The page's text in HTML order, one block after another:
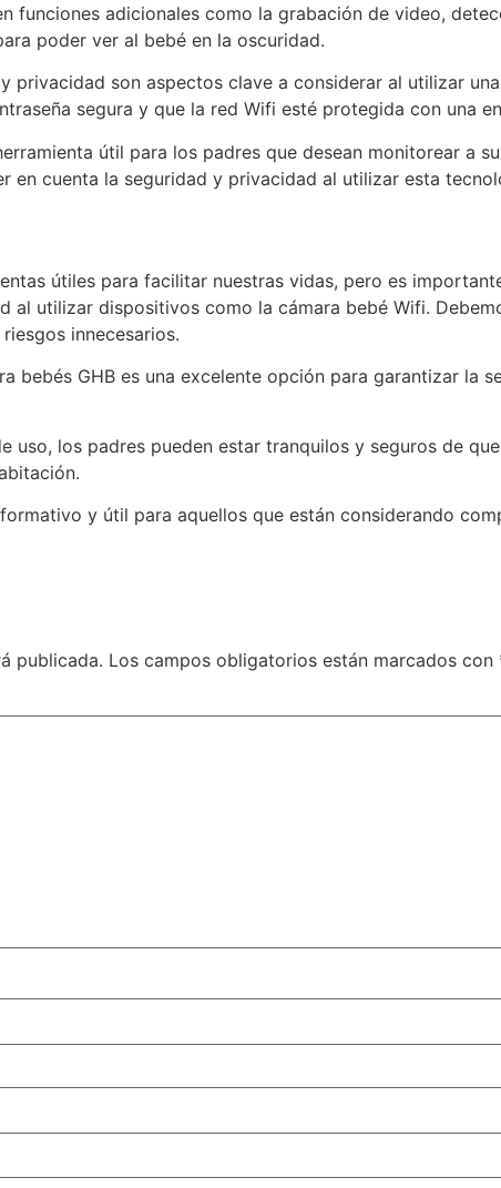
funciones adicionales como la grabación de video,
poder ver al bebé en la oscuridad.
privacidad son aspectos clave a considerar al utilizar
segura y que la red Wifi esté protegida con una
útil para los padres que desean monitorear a
en cuenta la seguridad y privacidad al utilizar esta
útiles para facilitar nuestras vidas, pero es
al utilizar dispositivos como la cámara bebé Wifi.
innecesarios.
bebés GHB es una excelente opción para garantizar la
uso, los padres pueden estar tranquilos y seguros de
y útil para aquellos que están considerando
publicada. Los campos obligatorios están marcados con